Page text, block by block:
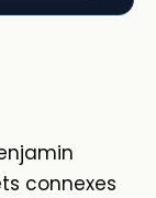
connexes